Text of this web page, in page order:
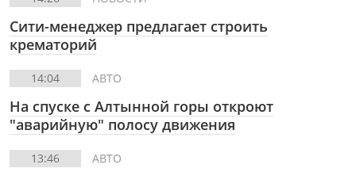
Сити-менеджер предлагает строить
крематорий
14:04 АВТО
На спуске с Алтынной горы откроют
"аварийную" полосу движения
13:46 АВТО